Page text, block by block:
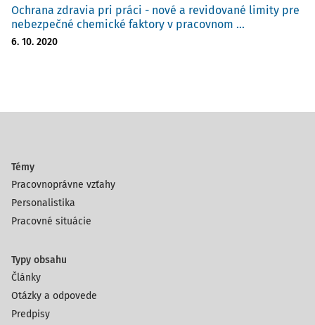
Ochrana zdravia pri práci - nové a revidované limity pre
nebezpečné chemické faktory v pracovnom ...
6. 10. 2020
Témy
Pracovnoprávne vzťahy
Personalistika
Pracovné situácie
Typy obsahu
Články
Otázky a odpovede
Predpisy